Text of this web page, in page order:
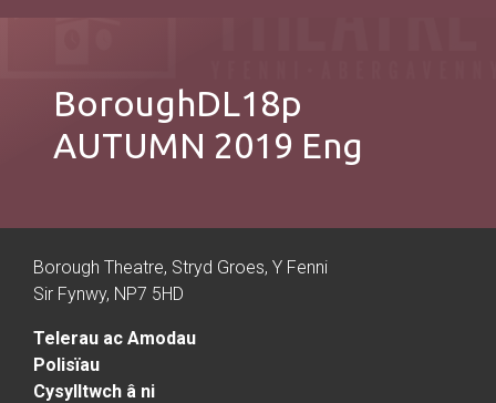
BoroughDL18p
AUTUMN 2019 Eng
Borough Theatre, Stryd Groes, Y Fenni
Sir Fynwy, NP7 5HD
Telerau ac Amodau
Polisïau
Cysylltwch â ni